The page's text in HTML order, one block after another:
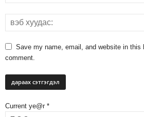
Save my name, email, and website in this
comment.
Current ye@r *